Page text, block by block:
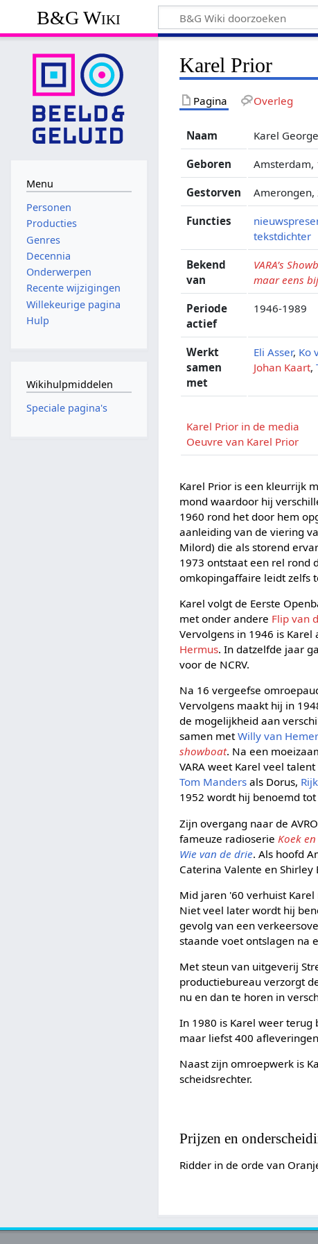
B&G Wiki
Karel Prior
Pagina Overleg
Naam Karel
Geboren Amsterdam,
Gestorven Amerongen,
Functies
tekstdichter
Bekend
van
VARA’s
maar eens
Periode
actief
1946-1989
Werkt
samen
met
Eli Asser, Ko
Johan Kaart,
Karel Prior in de media
Oeuvre van Karel Prior
Karel Prior is een kleurrijk
mond waardoor hij
1960 rond het door hem
aanleiding van de viering
Milord) die als storend
1973 ontstaat een rel rond
omkopingaffaire leidt zelfs
Karel volgt de Eerste
met onder andere Flip van
Vervolgens in 1946 is
Hermus. In datzelfde jaar
voor de NCRV.
Na 16 vergeefse
Vervolgens maakt hij in
de mogelijkheid aan
samen metWilly van
showboat. Na een
VARA weet Karel veel
Tom Manders als Dorus,
1952 wordt hij benoemd tot
Zijn overgang naar de
fameuze radioserie Koek en
Wie van de drie. Als hoofd
Caterina Valente en
Mid jaren '60 verhuist
Niet veel later wordt hij
gevolg van een
staande voet ontslagen na
Met steun van uitgeverij
productiebureau verzorgt
nu en dan te horen in
In 1980 is Karel weer terug
maar liefst 400
Naast zijn omroepwerk is
scheidsrechter.
Prijzen en
Ridder in de orde van
Menu
Personen
Producties
Genres
Decennia
Onderwerpen
Recente wijzigingen
Willekeurige pagina
Hulp
Wikihulpmiddelen
Speciale pagina's